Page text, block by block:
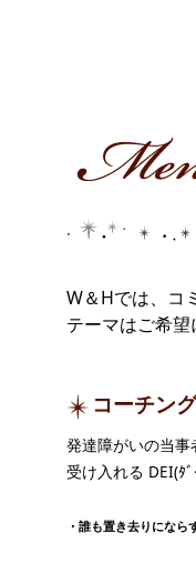
W＆Hでは、コ
テーマはご希
コーチン
発達障がいの当
受け入れる DEI(ﾀﾞ
・誰も置き去りにな